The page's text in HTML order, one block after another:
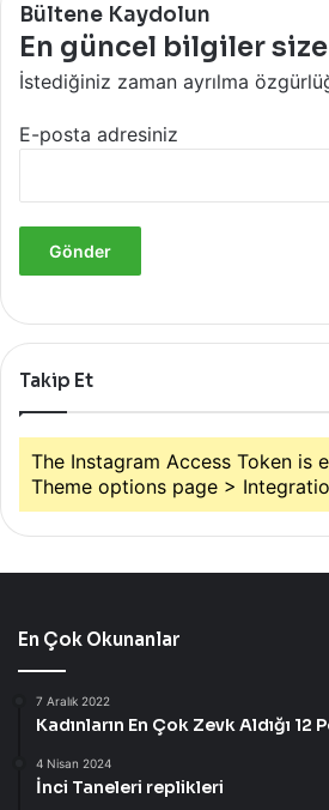
Bültene Kaydolun
En güncel bilgiler size
İstediğiniz zaman ayrılma
E-posta adresiniz
Takip Et
The Instagram Access Token is
Theme options page >
En Çok Okunanlar
7 Aralık 2022
Kadınların En Çok Zevk Aldığı 12
4 Nisan 2024
İnci Taneleri replikleri